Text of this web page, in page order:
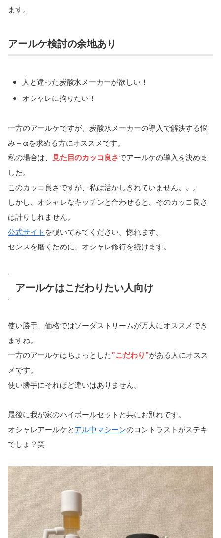
ます。
アールケ検討の余地あり
人と違った炭酸水メーカーが欲しい！
オシャレに拘りたい！
一方のアールケですが、炭酸水メーカーの導入で解決する悩
み＋αを求める方にオススメです。
私の場合は、 見た目のカッコ良さでアールケの導入を決めま
した。
このカッコ良さですが、私は活かしきれていません。。。
しかし、オシャレなキッチンと合わせると、そのカッコ良さ
は計りしれません。
公式サイト を覗いてみてください。惚れます。
センスを磨くために、オシャレ修行を続けます。
アールケはこだわりたい人向け
使い勝手、価格ではソーダストリームが万人にオススメでき
ますね。
一方のアールケはちょっとした”こだわり”がある人にオスス
メです。
使い勝手にそれほど違いはありません。
最後に我が家のハイボールセットと共にお別れです。
オシャレアールケとアル中マシーンのコントラストがステキ
でしょ？笑